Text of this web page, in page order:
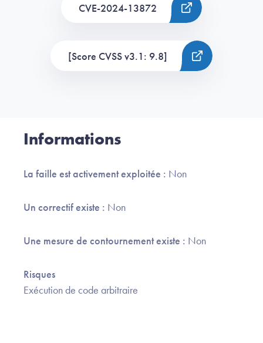
CVE-2024-13872
[Score CVSS v3.1: 9.8]
Informations
La faille est activement exploitée : Non
Un correctif existe : Non
Une mesure de contournement existe : Non
Risques
Exécution de code arbitraire